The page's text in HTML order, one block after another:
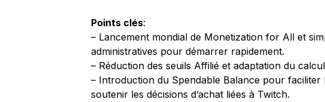
Points clés:
– Lancement mondial de Monetization for All et
administratives pour démarrer rapidement.
– Réduction des seuils Affilié et adaptation du
– Introduction du Spendable Balance pour faciliter
soutenir les décisions d’achat liées à Twitch.